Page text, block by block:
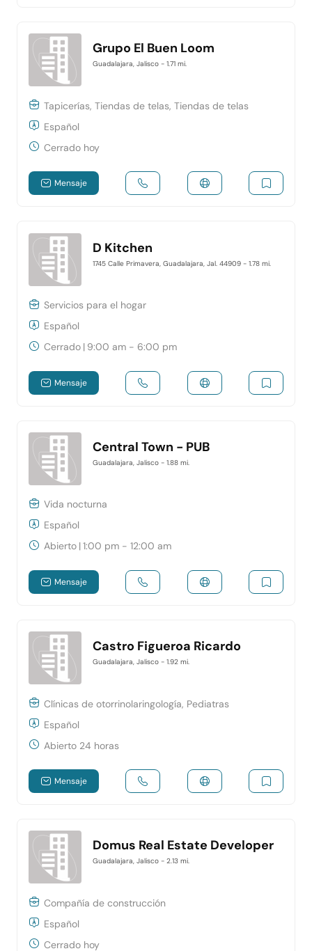
Grupo El Buen Loom
Guadalajara, Jalisco - 1.71 mi.
Tapicerías, Tiendas de telas, Tiendas de telas
Español
Cerrado hoy
Mensaje
D Kitchen
1745 Calle Primavera, Guadalajara, Jal. 44909 - 1.78 mi.
Servicios para el hogar
Español
Cerrado | 9:00 am - 6:00 pm
Mensaje
Central Town - PUB
Guadalajara, Jalisco - 1.88 mi.
Vida nocturna
Español
Abierto |1:00 pm - 12:00 am
Mensaje
Castro Figueroa Ricardo
Guadalajara, Jalisco - 1.92 mi.
Clínicas de otorrinolaringología, Pediatras
Español
Abierto 24 horas
Mensaje
Domus Real Estate Developer
Guadalajara, Jalisco - 2.13 mi.
Compañía de construcción
Español
Cerrado hoy